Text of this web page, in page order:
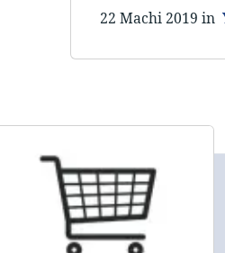
22 Machi 2019 in